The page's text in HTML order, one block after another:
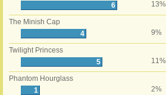
6
13%
The Minish Cap
4
9%
Twilight Princess
5
11%
Phantom Hourglass
1
2%